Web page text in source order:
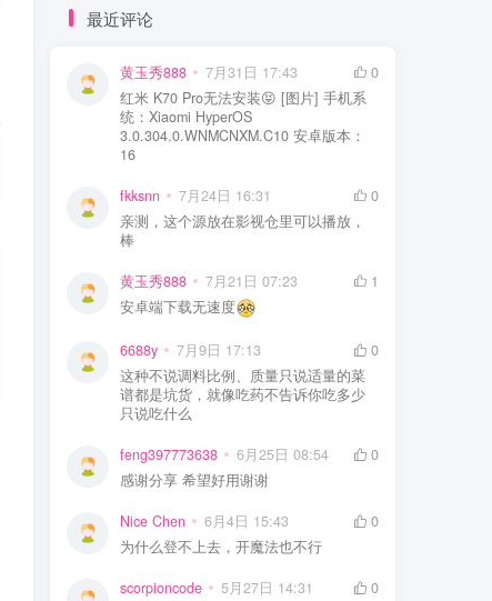
最近评论
黄玉秀888 7月31日 17:43
0
红米 K70 Pro无法安装😝 [图片] 手机系
统：Xiaomi HyperOS
3.0.304.0.WNMCNXM.C10 安卓版本：
16
fkksnn 7月24日 16:31
0
亲测，这个源放在影视仓里可以播放，
棒
黄玉秀888 7月21日 07:23
1
安卓端下载无速度
6688y 7月9日 17:13
0
这种不说调料比例、质量只说适量的菜
谱都是坑货，就像吃药不告诉你吃多少
只说吃什么
feng397773638 6月25日 08:54
0
感谢分享 希望好用谢谢
Nice Chen 6月4日 15:43
0
为什么登不上去，开魔法也不行
scorpioncode 5月27日 14:31
0